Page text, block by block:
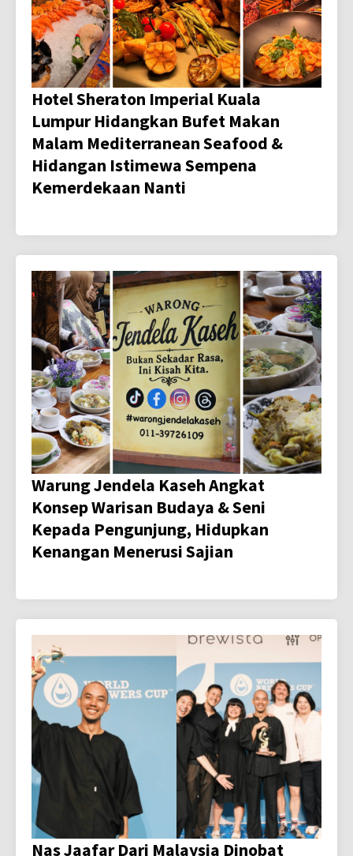
Hotel Sheraton Imperial Kuala
Lumpur Hidangkan Bufet Makan
Malam Mediterranean Seafood &
Hidangan Istimewa Sempena
Kemerdekaan Nanti
Warung Jendela Kaseh Angkat
Konsep Warisan Budaya & Seni
Kepada Pengunjung, Hidupkan
Kenangan Menerusi Sajian
Nas Jaafar Dari Malaysia Dinobat